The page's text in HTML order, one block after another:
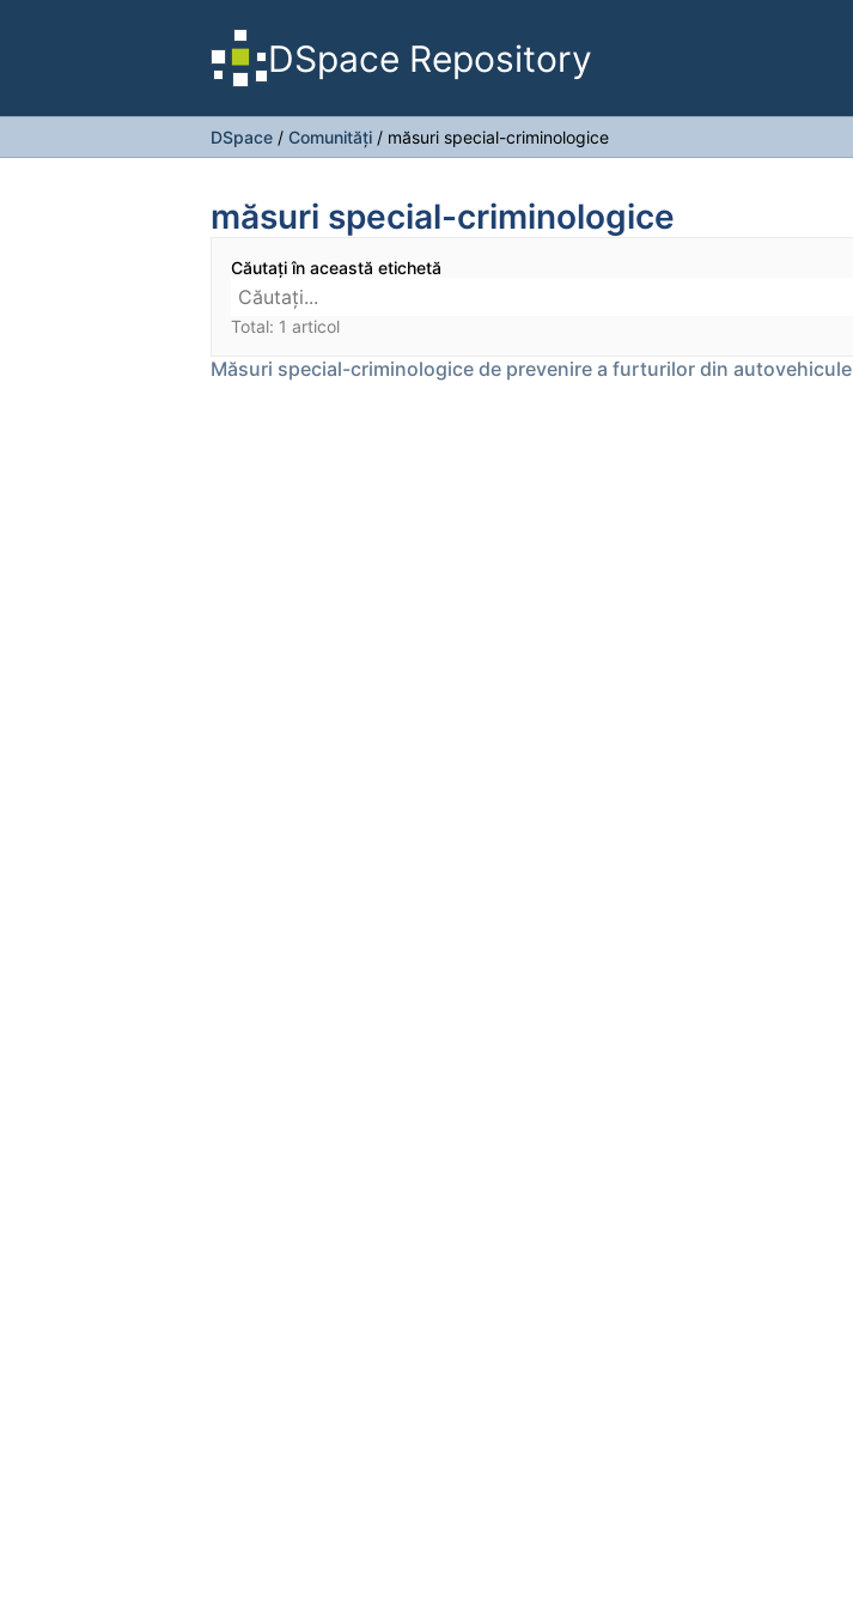
DSpace Repository
DSpace / Comunități / măsuri special-criminologice
măsuri special-criminologice
Căutați în această etichetă
Total: 1 articol
Măsuri special-criminologice de prevenire a furturilor din autovehicule